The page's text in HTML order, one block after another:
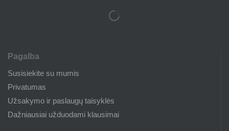
Pagalba
Susisiekite su mumis
Privatumas
Užsakymo ir paslaugų taisyklės
Dažniausiai užduodami klausimai